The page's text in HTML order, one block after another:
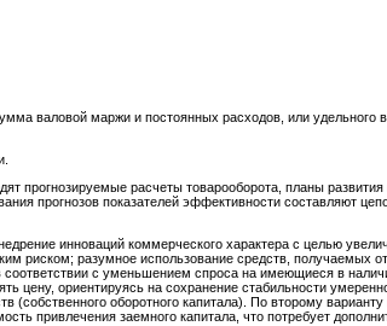
валовой маржи и постоянных расходов, или удельного
прогнозируемые расчеты товарооборота, планы
прогнозов показателей эффективности составляют
инноваций коммерческого характера с целью
риском; разумное использование средств, получаемых от
с уменьшением спроса на имеющиеся в
цену, ориентируясь на сохранение стабильности
(собственного оборотного капитала). По второму
привлечения заемного капитала, что потребует